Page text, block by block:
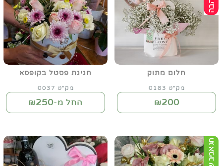
חלום מתוק
מק"ט 0183
₪200
חגיגת פסטל בקופסא
מק"ט 0037
החל מ-₪250